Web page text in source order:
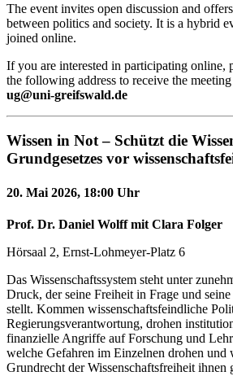
The event invites open discussion and
between politics and society. It is a hybrid
joined online.
If you are interested in participating online,
the following address to receive the
ug@uni-greifswald.de
Wissen in Not – Schützt die
Grundgesetzes vor
20. Mai 2026, 18:00 Uhr
Prof. Dr. Daniel Wolff mit Clara Folger
Hörsaal 2, Ernst-Lohmeyer-Platz 6
Das Wissenschaftssystem steht unter
Druck, der seine Freiheit in Frage und
stellt. Kommen wissenschaftsfeindliche
Regierungsverantwortung, drohen
finanzielle Angriffe auf Forschung und
welche Gefahren im Einzelnen drohen und
Grundrecht der Wissenschaftsfreiheit ihnen